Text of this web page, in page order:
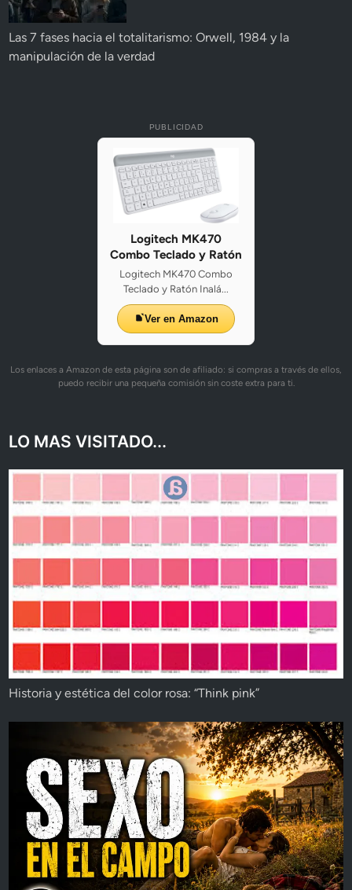
Las 7 fases hacia el totalitarismo: Orwell, 1984 y la
manipulación de la verdad
PUBLICIDAD
Logitech MK470
Combo Teclado y Ratón
Logitech MK470 Combo
Teclado y Ratón Inalá...
Ver en Amazon
Los enlaces a Amazon de esta página son de afiliado: si compras a través de ellos,
puedo recibir una pequeña comisión sin coste extra para ti.
LO MAS VISITADO...
Historia y estética del color rosa: “Think pink”